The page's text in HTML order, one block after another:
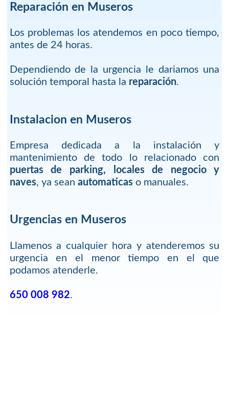
Reparación en Museros
Los problemas los atendemos en poco tiempo,
antes de 24 horas.
Dependiendo de la urgencia le dariamos una
solución temporal hasta la reparación.
Instalacion en Museros
Empresa dedicada a la instalación y
mantenimiento de todo lo relacionado con
puertas de parking, locales de negocio y
naves, ya sean automaticaso manuales.
Urgencias en Museros
Llamenos a cualquier hora y atenderemos su
urgencia en el menor tiempo en el que
podamos atenderle.
650 008 982.